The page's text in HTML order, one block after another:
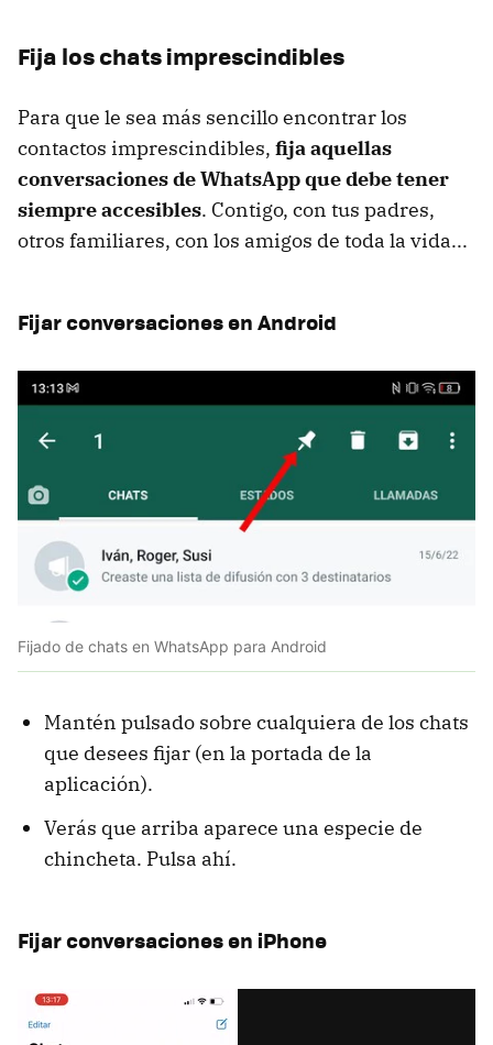
Fija los chats imprescindibles
Para que le sea más sencillo encontrar los
contactos imprescindibles, fija aquellas
conversaciones de WhatsApp que debe tener
siempre accesibles. Contigo, con tus padres,
otros familiares, con los amigos de toda la vida...
Fijar conversaciones en Android
Fijado de chats en WhatsApp para Android
Mantén pulsado sobre cualquiera de los chats
que desees fijar (en la portada de la
aplicación).
Verás que arriba aparece una especie de
chincheta. Pulsa ahí.
Fijar conversaciones en iPhone